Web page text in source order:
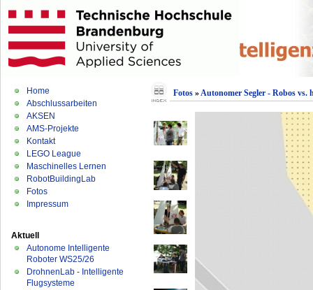
Home
Abschlussarbeiten
AKSEN
AMS-Projekte
Kontakt
LEGO League
Maschinelles Lernen
RobotBuildingLab
Fotos
Impressum
Aktuell
Autonome Intelligente
Roboter WS25/26
DrohnenLab - Intelligente
Flugsysteme
Fotos»Autonomer Segler - Robos vs.